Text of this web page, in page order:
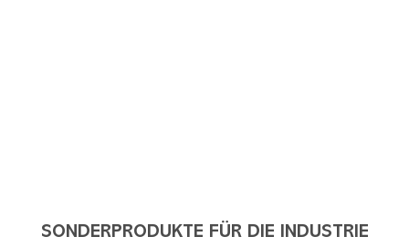
SONDERPRODUKTE FÜR DIE INDUSTRIE